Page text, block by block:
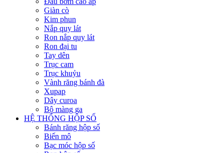
Giàn cò
Kim phun
Nắp quy lát
Ron nắp quy lát
Ron đại tu
Tay dên
Trục cam
Trục khuỷu
Vành răng bánh đà
Xupap
Dây curoa
Bộ màng ga
HỆ THỐNG HỘP SỐ
Bánh răng hộp số
Biến mô
Bạc móc hộp số